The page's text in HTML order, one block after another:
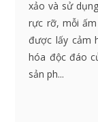
xảo và sử
rực rỡ, mỗi
được lấy cảm
hóa độc đáo
sản ph...